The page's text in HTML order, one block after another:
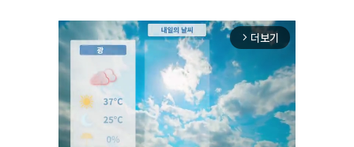
arrow_forward_ios 더보기